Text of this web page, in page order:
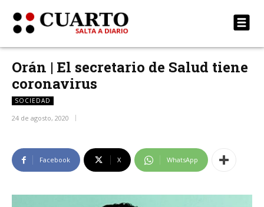
Orán | El secretario de Salud tiene
coronavirus
SOCIEDAD
24 de agosto, 2020
Facebook X WhatsApp